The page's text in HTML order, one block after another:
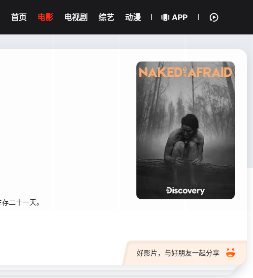
首页 电影 电视剧 综艺 动漫 APP
二十一天。
好影片，与好朋友一起分享